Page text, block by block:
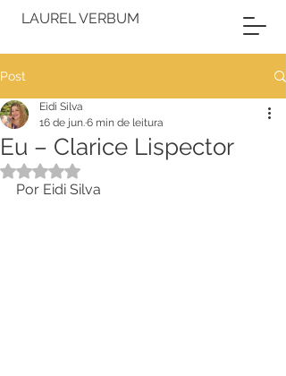
LAUREL VERBUM
Post
Eu – Clarice Lispector
Eidi Silva
16 de jun.6 min de leitura
Avaliado com NaN de 5 estrelas.
Por Eidi Silva